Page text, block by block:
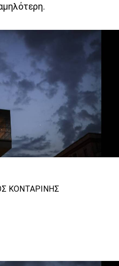
ΚΟΝΤΑΡΙΝΗΣ